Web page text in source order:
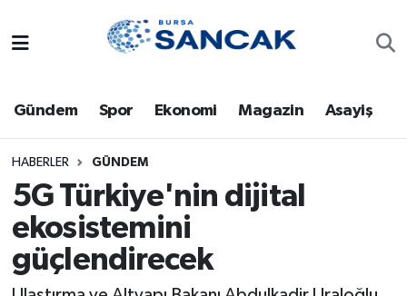
Gündem Spor Ekonomi Magazin Asayiş
HABERLER GÜNDEM
5G Türkiye'nin dijital
ekosistemini
güçlendirecek
Bursa
Dünya
Eğitim
Ekonomi
Trafik Durumu
Süper Lig Puan Durumu ve Fikstür
Tüm Manşetler
Son Dakika Haberleri